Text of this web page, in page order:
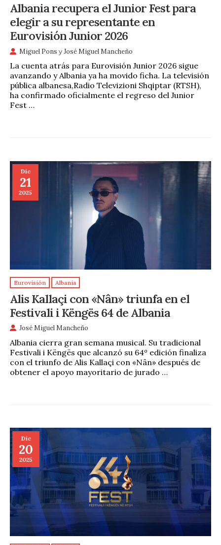
Albania recupera el Junior Fest para
elegir a su representante en
Eurovisión Junior 2026
Miguel Pons yJosé Miguel Mancheño
La cuenta atrás para Eurovisión Junior 2026 sigue
avanzando y Albania ya ha movido ficha. La televisión
pública albanesa,Radio Televizioni Shqiptar (RTSH),
ha confirmado oficialmente el regreso del Junior
Fest …
Dic
21
2025
Eurovisión Albania
Alis Kallaçi con «Nân» triunfa en el
Festivali i Këngës 64 de Albania
José Miguel Mancheño
Albania cierra gran semana musical. Su tradicional
Festivali i Këngës que alcanzó su 64º edición finaliza
con el triunfo de Alis Kallaçi con «Nân» después de
obtener el apoyo mayoritario de jurado …
Dic
20
2025